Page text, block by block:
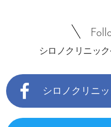
シロノクリニッ
シロノクリニ